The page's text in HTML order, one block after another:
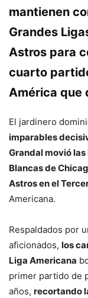
mantienen
Grandes
Astros para
cuarto
América que
El jardinero
imparables
Grandal movió las
Blancas de
Astros en el
Americana.
Respaldados por
aficionados, los
Liga Americana
primer partido de
años, recortando